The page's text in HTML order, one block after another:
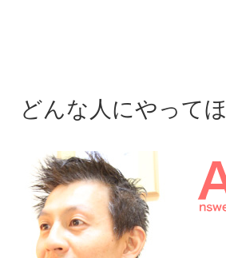
どんな⼈にやって